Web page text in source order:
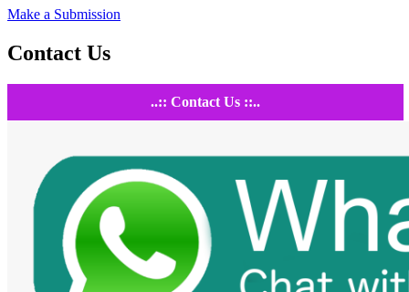
Make a Submission
Contact Us
..:: Contact Us ::..